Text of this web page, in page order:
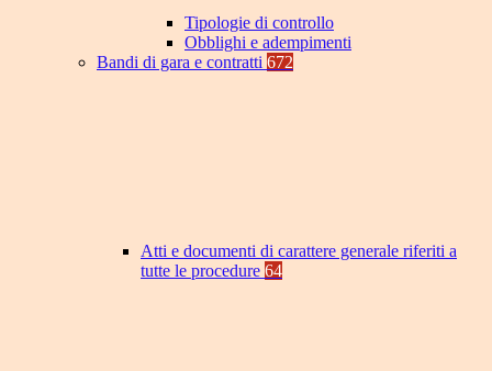
Tipologie di controllo
Obblighi e adempimenti
Bandi di gara e contratti 672
Atti e documenti di carattere generale riferiti a
tutte le procedure 64